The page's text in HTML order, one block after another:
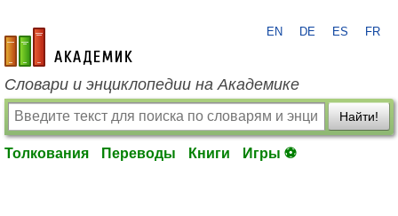
academic.ru
EN DE ES FR
Словари и энциклопедии на Академике
Найти!
Толкования Переводы Книги Игры ⚽